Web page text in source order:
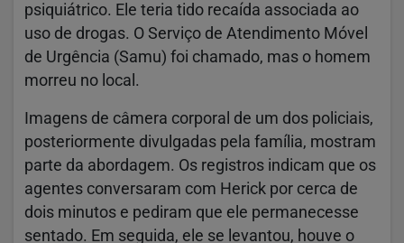
psiquiátrico. Ele teria tido recaída associada ao
uso de drogas. O Serviço de Atendimento Móvel
de Urgência (Samu) foi chamado, mas o homem
morreu no local.
Imagens de câmera corporal de um dos policiais,
posteriormente divulgadas pela família, mostram
parte da abordagem. Os registros indicam que os
agentes conversaram com Herick por cerca de
dois minutos e pediram que ele permanecesse
sentado. Em seguida, ele se levantou, houve o